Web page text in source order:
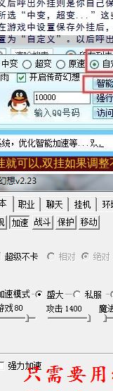
就可以,双挂如果调